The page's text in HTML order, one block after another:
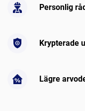
Personlig
Krypterade
Lägre